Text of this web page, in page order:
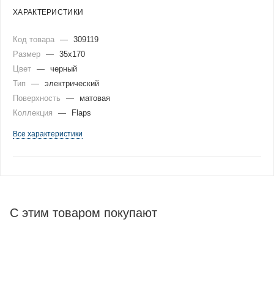
ХАРАКТЕРИСТИКИ
Код товара — 309119
Размер — 35x170
Цвет — черный
Тип
— электрический
Поверхность
—
матовая
Коллекция
— Flaps
Все характеристики
С этим товаром покупают